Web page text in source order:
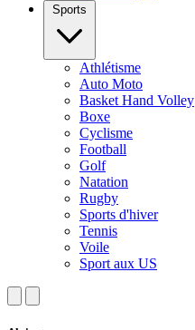
Sports
Athlétisme
Auto Moto
Basket Hand Volley
Boxe
Cyclisme
Football
Golf
Natation
Rugby
Sports d'hiver
Tennis
Voile
Sport aux US